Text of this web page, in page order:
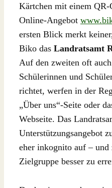
Kärtchen mit einem
Online-Angebot
ersten Blick merkt
Biko das Landratsamt
Auf den zweiten oft
Schülerinnen und
richtet, werfen in der
„Über uns“-Seite oder
Webseite. Das
Unterstützungsangebot
eher inkognito auf –
Zielgruppe besser zu